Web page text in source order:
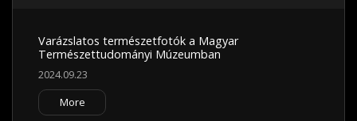
Varázslatos természetfotók a Magyar
Természettudományi Múzeumban
2024.09.23
More